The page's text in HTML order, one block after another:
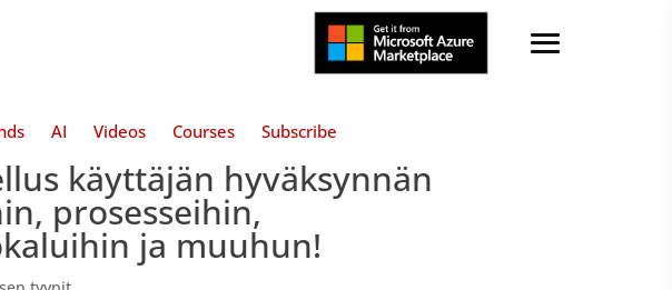
AI Videos Courses Subscribe
käyttäjän hyväksynnän
prosesseihin,
ja muuhun!